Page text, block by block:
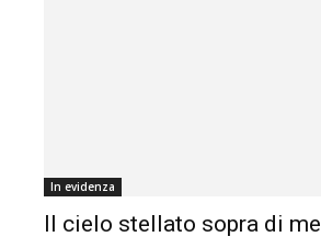
In evidenza
Il cielo stellato sopra di me